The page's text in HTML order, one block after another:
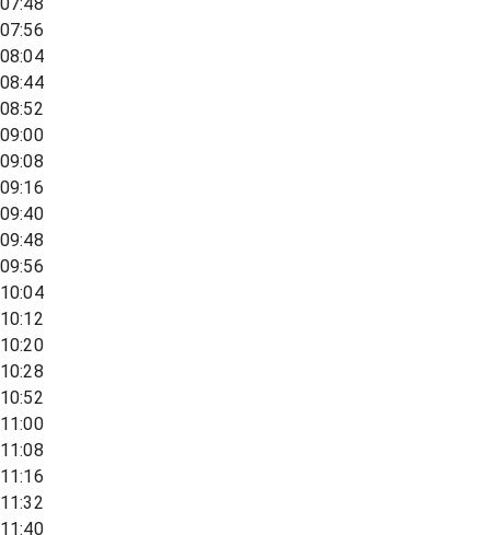
07:56
08:04
08:44
08:52
09:00
09:08
09:16
09:40
09:48
09:56
10:04
10:12
10:20
10:28
10:52
11:00
11:08
11:16
11:32
11:40